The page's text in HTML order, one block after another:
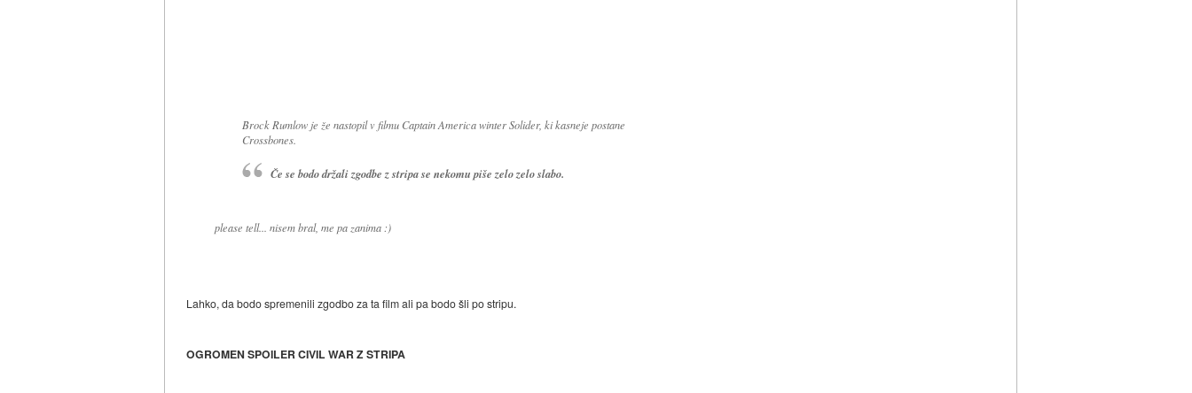
Brock Rumlow je že nastopil v filmu Captain America winter Solider, ki kasneje postane
Crossbones.
Če se bodo držali zgodbe z stripa se nekomu piše zelo zelo slabo.
please tell... nisem bral, me pa zanima :)
Lahko, da bodo spremenili zgodbo za ta film ali pa bodo šli po stripu.
OGROMEN SPOILER CIVIL WAR Z STRIPA